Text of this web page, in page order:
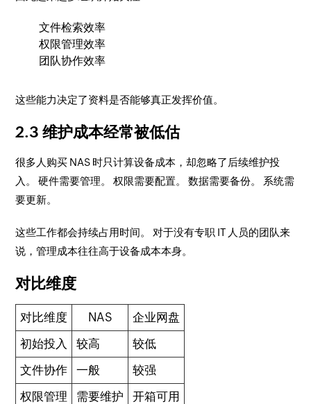
文件检索效率
权限管理效率
团队协作效率
这些能力决定了资料是否能够真正发挥价值。
2.3 维护成本经常被低估
很多人购买 NAS 时只计算设备成本，却忽略了后续维护投
入。 硬件需要管理。 权限需要配置。 数据需要备份。 系统需
要更新。
这些工作都会持续占用时间。 对于没有专职 IT 人员的团队来
说，管理成本往往高于设备成本本身。
对比维度
对比维度 NAS
企业网盘
初始投入
较高
较低
文件协作
一般
较强
权限管理
需要维护
开箱可用